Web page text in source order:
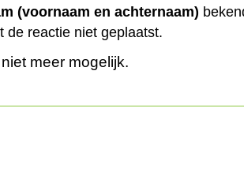
(voornaam en achternaam)
de reactie niet geplaatst.
meer mogelijk.